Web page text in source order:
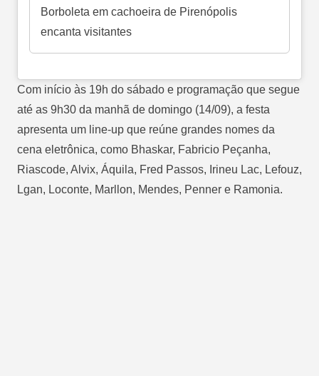
Borboleta em cachoeira de Pirenópolis
encanta visitantes
Com início às 19h do sábado e programação que segue
até as 9h30 da manhã de domingo (14/09), a festa
apresenta um line-up que reúne grandes nomes da
cena eletrônica, como Bhaskar, Fabricio Peçanha,
Riascode, Alvix, Áquila, Fred Passos, Irineu Lac, Lefouz,
Lgan, Loconte, Marllon, Mendes, Penner e Ramonia.